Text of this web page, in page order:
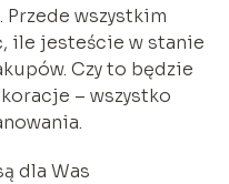
wszystkim
ile jesteście w stanie
Czy to będzie
– wszystko
dla Was